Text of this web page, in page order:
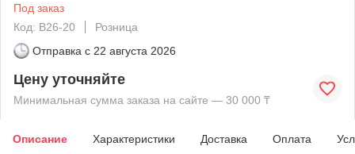
Под заказ
Код: В26-20
Розница
Отправка с 22 августа 2026
Цену уточняйте
Минимальная сумма заказа на сайте — 30 000 ₸
Описание Характеристики Доставка Оплата